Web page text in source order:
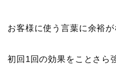
お客様に使う言葉に余裕が
初回1回の効果をことさら